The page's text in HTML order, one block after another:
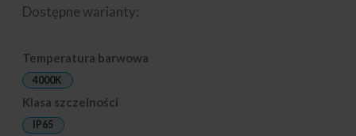
Dostępne warianty:
Temperatura barwowa
4000K
Klasa szczelności
IP65